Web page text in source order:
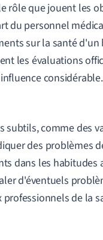
rôle que jouent les
du personnel
sur la santé d'un
les évaluations
considérable.
subtils, comme des
des problèmes
dans les habitudes
d'éventuels
de la